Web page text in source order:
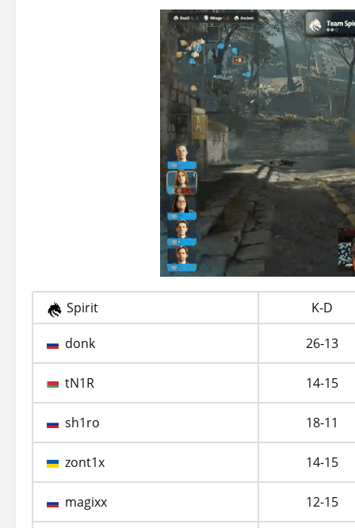
Spirit K-D
donk 26-13
tN1R 14-15
sh1ro 18-11
zont1x 14-15
magixx 12-15